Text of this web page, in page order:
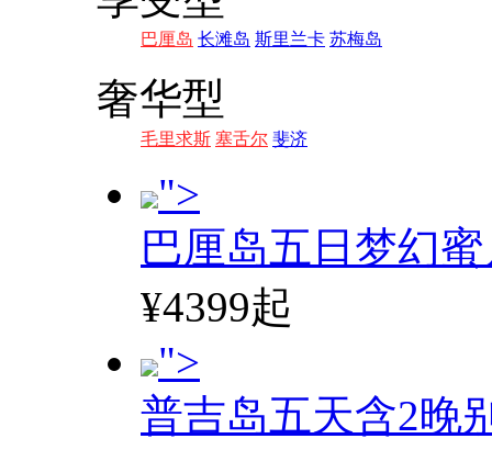
巴厘岛 长滩岛 斯里兰卡 苏梅岛
奢华型
毛里求斯 塞舌尔 斐济
">
巴厘岛五日梦幻
¥4399起
">
普吉岛五天含2晚